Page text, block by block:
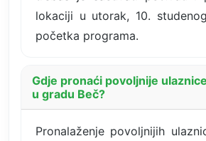
lokaciji u utorak, 10.
početka programa.
Gdje pronaći povoljnije
u gradu Beč?
Pronalaženje povoljnijih